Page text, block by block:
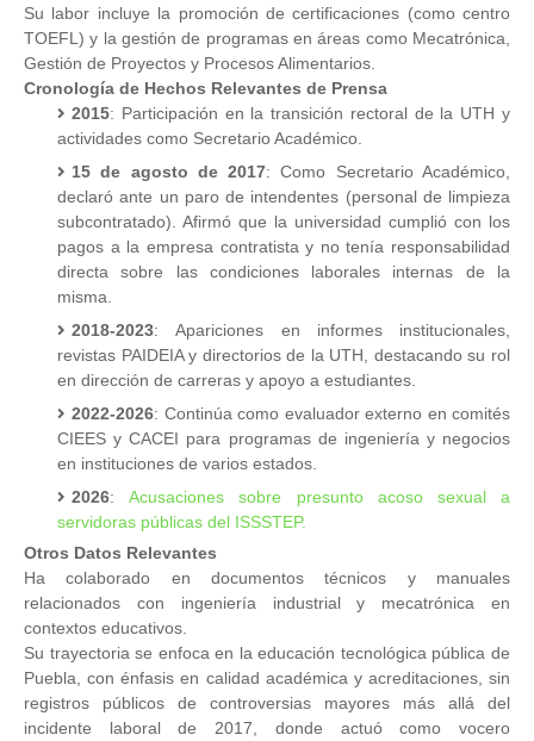
Su labor incluye la promoción de certificaciones (como centro
TOEFL) y la gestión de programas en áreas como Mecatrónica,
Gestión de Proyectos y Procesos Alimentarios.
Cronología de Hechos Relevantes de Prensa
2015: Participación en la transición rectoral de la UTH y
actividades como Secretario Académico.
15 de agosto de 2017: Como Secretario Académico,
declaró ante un paro de intendentes (personal de limpieza
subcontratado). Afirmó que la universidad cumplió con los
pagos a la empresa contratista y no tenía responsabilidad
directa sobre las condiciones laborales internas de la
misma.
2018-2023: Apariciones en informes institucionales,
revistas PAIDEIA y directorios de la UTH, destacando su rol
en dirección de carreras y apoyo a estudiantes.
2022-2026: Continúa como evaluador externo en comités
CIEES y CACEI para programas de ingeniería y negocios
en instituciones de varios estados.
2026:Acusaciones sobre presunto acoso sexual a
servidoras públicas del ISSSTEP.
Otros Datos Relevantes
Ha colaborado en documentos técnicos y manuales
relacionados con ingeniería industrial y mecatrónica en
contextos educativos.
Su trayectoria se enfoca en la educación tecnológica pública de
Puebla, con énfasis en calidad académica y acreditaciones, sin
registros públicos de controversias mayores más allá del
incidente laboral de 2017, donde actuó como vocero